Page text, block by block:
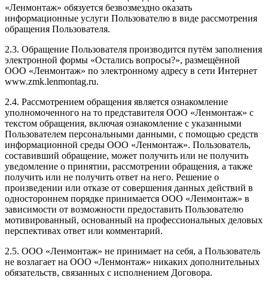
«Ленмонтаж» обязуется безвозмездно оказать
информационные услуги Пользователю в виде рассмотрения
обращения Пользователя.
2.3. Обращение Пользователя производится путём заполнения
электронной формы «Остались вопросы?», размещённой
ООО «Ленмонтаж» по электронному адресу в сети Интернет
www.zmk.lenmontag.ru.
2.4. Рассмотрением обращения является ознакомление
уполномоченного на то представителя ООО «Ленмонтаж» с
текстом обращения, включая ознакомление с указанными
Пользователем персональными данными, с помощью средств
информационной среды ООО «Ленмонтаж». Пользователь,
составивший обращение, может получить или не получить
уведомление о принятии, рассмотрении обращения, а также
получить или не получить ответ на него. Решение о
произведении или отказе от совершения данных действий в
одностороннем порядке принимается ООО «Ленмонтаж» в
зависимости от возможности предоставить Пользователю
мотивированный, основанный на профессиональных деловых
перспективах ответ или комментарий.
2.5. ООО «Ленмонтаж» не принимает на себя, а Пользователь
не возлагает на ООО «Ленмонтаж» никаких дополнительных
обязательств, связанных с исполнением Договора.